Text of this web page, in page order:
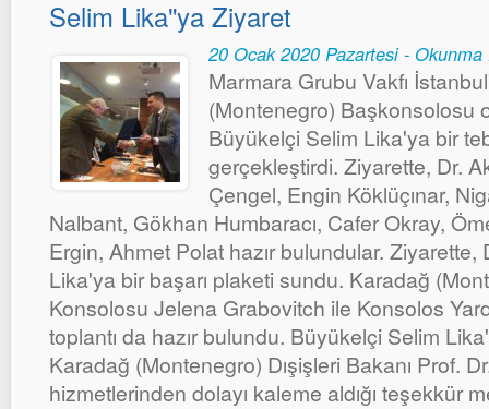
Selim Lika"ya Ziyaret
20 Ocak 2020 Pazartesi - Okunma
Marmara Grubu Vakfı
(Montenegro) Başkonsolosu
Büyükelçi Selim Lika'ya bir
gerçekleştirdi. Ziyarette, Dr.
Çengel, Engin Köklüçınar,
Nalbant, Gökhan Humbaracı, Cafer Okray,
Ergin, Ahmet Polat hazır bulundular.
Lika'ya bir başarı plaketi sundu. Karadağ
Konsolosu Jelena Grabovitch ile Konsolos
toplantı da hazır bulundu. Büyükelçi Selim
Karadağ (Montenegro) Dışişleri Bakanı Prof.
hizmetlerinden dolayı kaleme aldığı teşekkür